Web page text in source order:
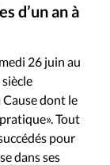
Religions
d’un an à
la femme à Paris
26 juin au
dont le
Tout
pour
dans ses